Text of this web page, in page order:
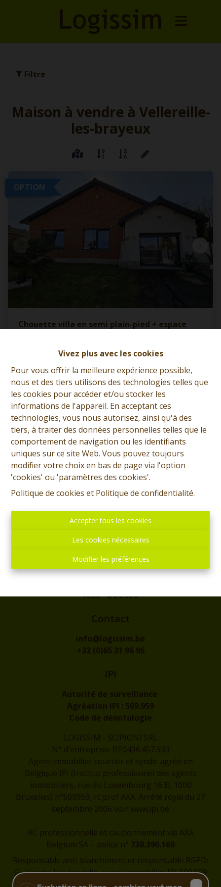
Vivez plus avec les cookies
Pour vous offrir la meilleure expérience possible,
nous et des tiers utilisons des technologies telles que
les cookies pour accéder et/ou stocker les
informations de l'appareil. En acceptant ces
technologies, vous nous autorisez, ainsi qu'à des
tiers, à traiter des données personnelles telles que le
comportement de navigation ou les identifiants
uniques sur ce site Web. Vous pouvez toujours
modifier votre choix en bas de page via l'option
'cookies' ou 'paramètres des cookies'.
Politique de cookies et Politique de confidentialité.
Accepter tous les cookies
Les cookies nécessaires
Modifier les préférences
Filtre
Maison à vendre à Vellereille-
les-brayeux
OPTION
Chouette villa en semi plain-pied + espace
7120 Vellereille-Les-Brayeux| Ref: 13008
À partir de € 430.000
4 1 1
Adresse
7300 - BOUSSU
Contact
info@logissim.be
+32 (0)65 31 96 96
IPI
Autorité de surveillance
Agréation IPI : 509.959
Code de déontologie
LOGISSIM - SCIPIONI SRL
N° d'entreprise: BE0436.457.933
Agent immobilier courtier et syndic agréé en
Belgique IPI (Institut professionnel des agents
immobiliers, rue du Luxembourg 16 B, 1000
Bruxelles) n°509959, rc prof AXA. Arrêté royal du 27
septembre 2006 voir www.ipi.be
RC professionnelle et cautionnement via AXA
Belgium SA – police n° 730.390.160
Responsable anti-blanchiment et responsable RGPD:
Guillaume Haubourdin, agent immobilier IPI 509.959
-guillaume@logissim.be